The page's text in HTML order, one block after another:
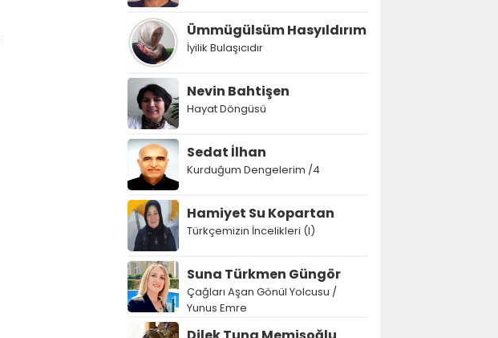
Ümmügülsüm Hasyıldırım
İyilik Bulaşıcıdır
Nevin Bahtişen
Hayat Döngüsü
Sedat İlhan
Kurduğum Dengelerim /4
Hamiyet Su Kopartan
Türkçemizin İncelikleri (I)
Suna Türkmen Güngör
Çağları Aşan Gönül Yolcusu /
Yunus Emre